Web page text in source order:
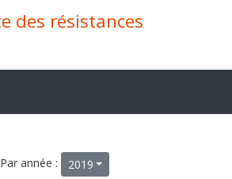
des résistances
Par année : 2019